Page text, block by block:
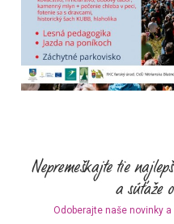
Odoberajte naše novinky a